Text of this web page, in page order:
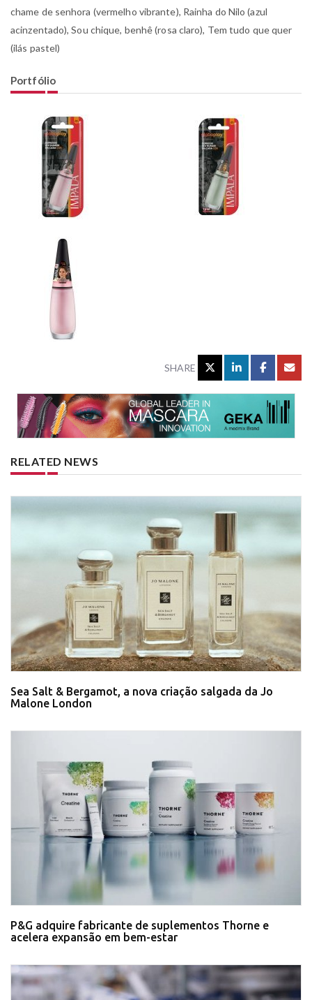
chame de senhora (vermelho vibrante), Rainha do Nilo (azul
acinzentado), Sou chique, benhê (rosa claro), Tem tudo que quer
(ilás pastel)
Portfólio
SHARE
RELATED NEWS
Sea Salt & Bergamot, a nova criação salgada da Jo
Malone London
P&G adquire fabricante de suplementos Thorne e
acelera expansão em bem-estar